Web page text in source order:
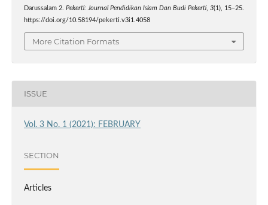
Darussalam 2. Pekerti: Journal Pendidikan Islam Dan Budi Pekerti, 3(1), 15–25.
https://doi.org/10.58194/pekerti.v3i1.4058
More Citation Formats
ISSUE
Vol. 3 No. 1 (2021): FEBRUARY
SECTION
Articles